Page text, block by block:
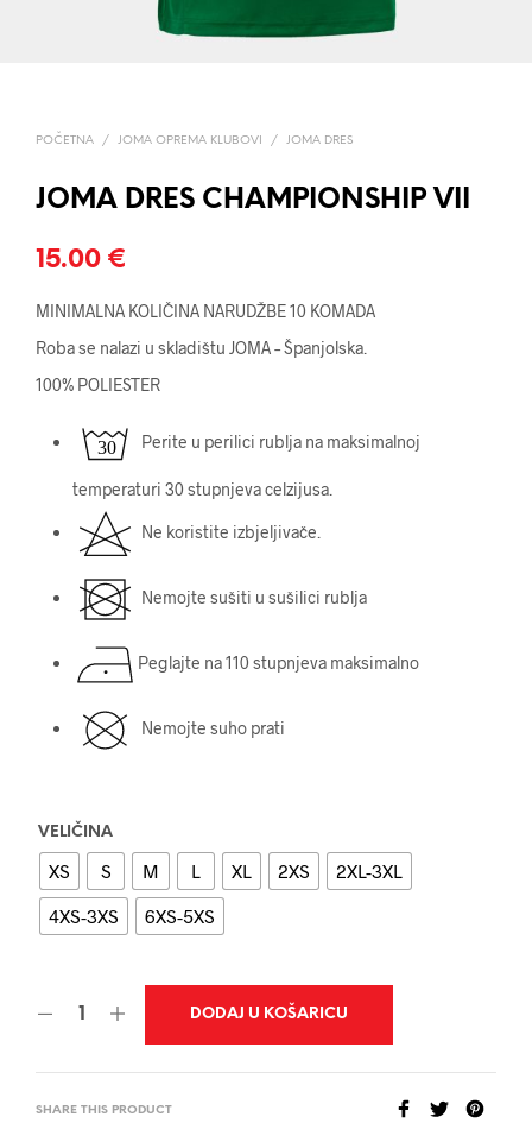
POČETNA / JOMA OPREMA KLUBOVI / JOMA DRES
JOMA DRES CHAMPIONSHIP VII
15.00 €
MINIMALNA KOLIČINA NARUDŽBE 10 KOMADA
Roba se nalazi u skladištu JOMA – Španjolska.
100% POLIESTER
Perite u perilici rublja na maksimalnoj
temperaturi 30 stupnjeva celzijusa.
Ne koristite izbjeljivače.
Nemojte sušiti u sušilici rublja
Peglajte na 110 stupnjeva maksimalno
Nemojte suho prati
VELIČINA
XS S M L XL 2XS
2XL-3XL
4XS-3XS
6XS-5XS
DODAJ U KOŠARICU
SHARE THIS PRODUCT